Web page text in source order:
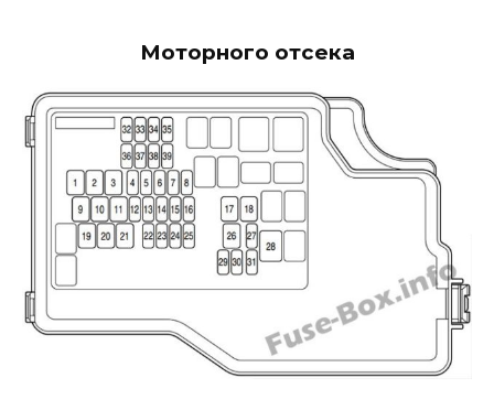
Моторного отсека